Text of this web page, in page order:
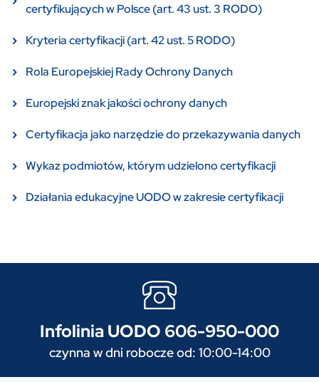
certyfikujących w Polsce (art. 43 ust. 3 RODO)
Kryteria certyfikacji (art. 42 ust. 5 RODO)
Rola Europejskiej Rady Ochrony Danych
Europejski znak jakości ochrony danych
Certyfikacja jako narzędzie do przekazywania danych
Wykaz podmiotów, którym udzielono certyfikacji
Działania edukacyjne UODO w zakresie certyfikacji
Infolinia UODO 606-950-000
czynna w dni robocze od: 10:00-14:00